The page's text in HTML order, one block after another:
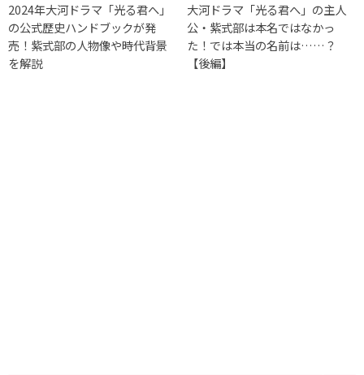
2024年大河ドラマ「光る君へ」
の公式歴史ハンドブックが発
売！紫式部の人物像や時代背景
を解説
大河ドラマ「光る君へ」の主人
公・紫式部は本名ではなかっ
た！では本当の名前は……？
【後編】